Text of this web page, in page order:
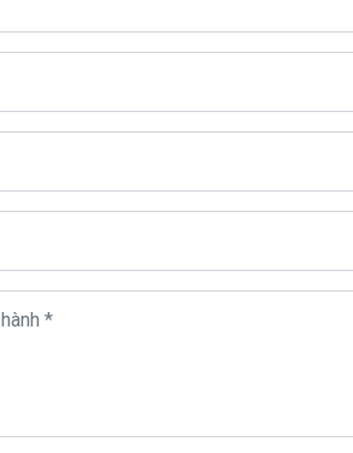
đầy đủ chính hãng chúng tôi sẽ là sự